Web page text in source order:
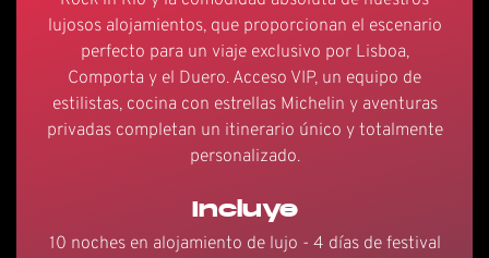
lujosos alojamientos, que proporcionan el escenario
perfecto para un viaje exclusivo por Lisboa,
Comporta y el Duero. Acceso VIP, un equipo de
estilistas, cocina con estrellas Michelin y aventuras
privadas completan un itinerario único y totalmente
personalizado.
Incluye
10 noches en alojamiento de lujo - 4 días de festival